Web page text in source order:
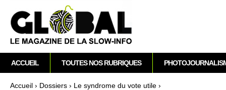
Accueil › Dossi­ers › Le syndrome du vote utile ›
M
e
n
ACCUEIL TOUTES NOS RUBRIQUES